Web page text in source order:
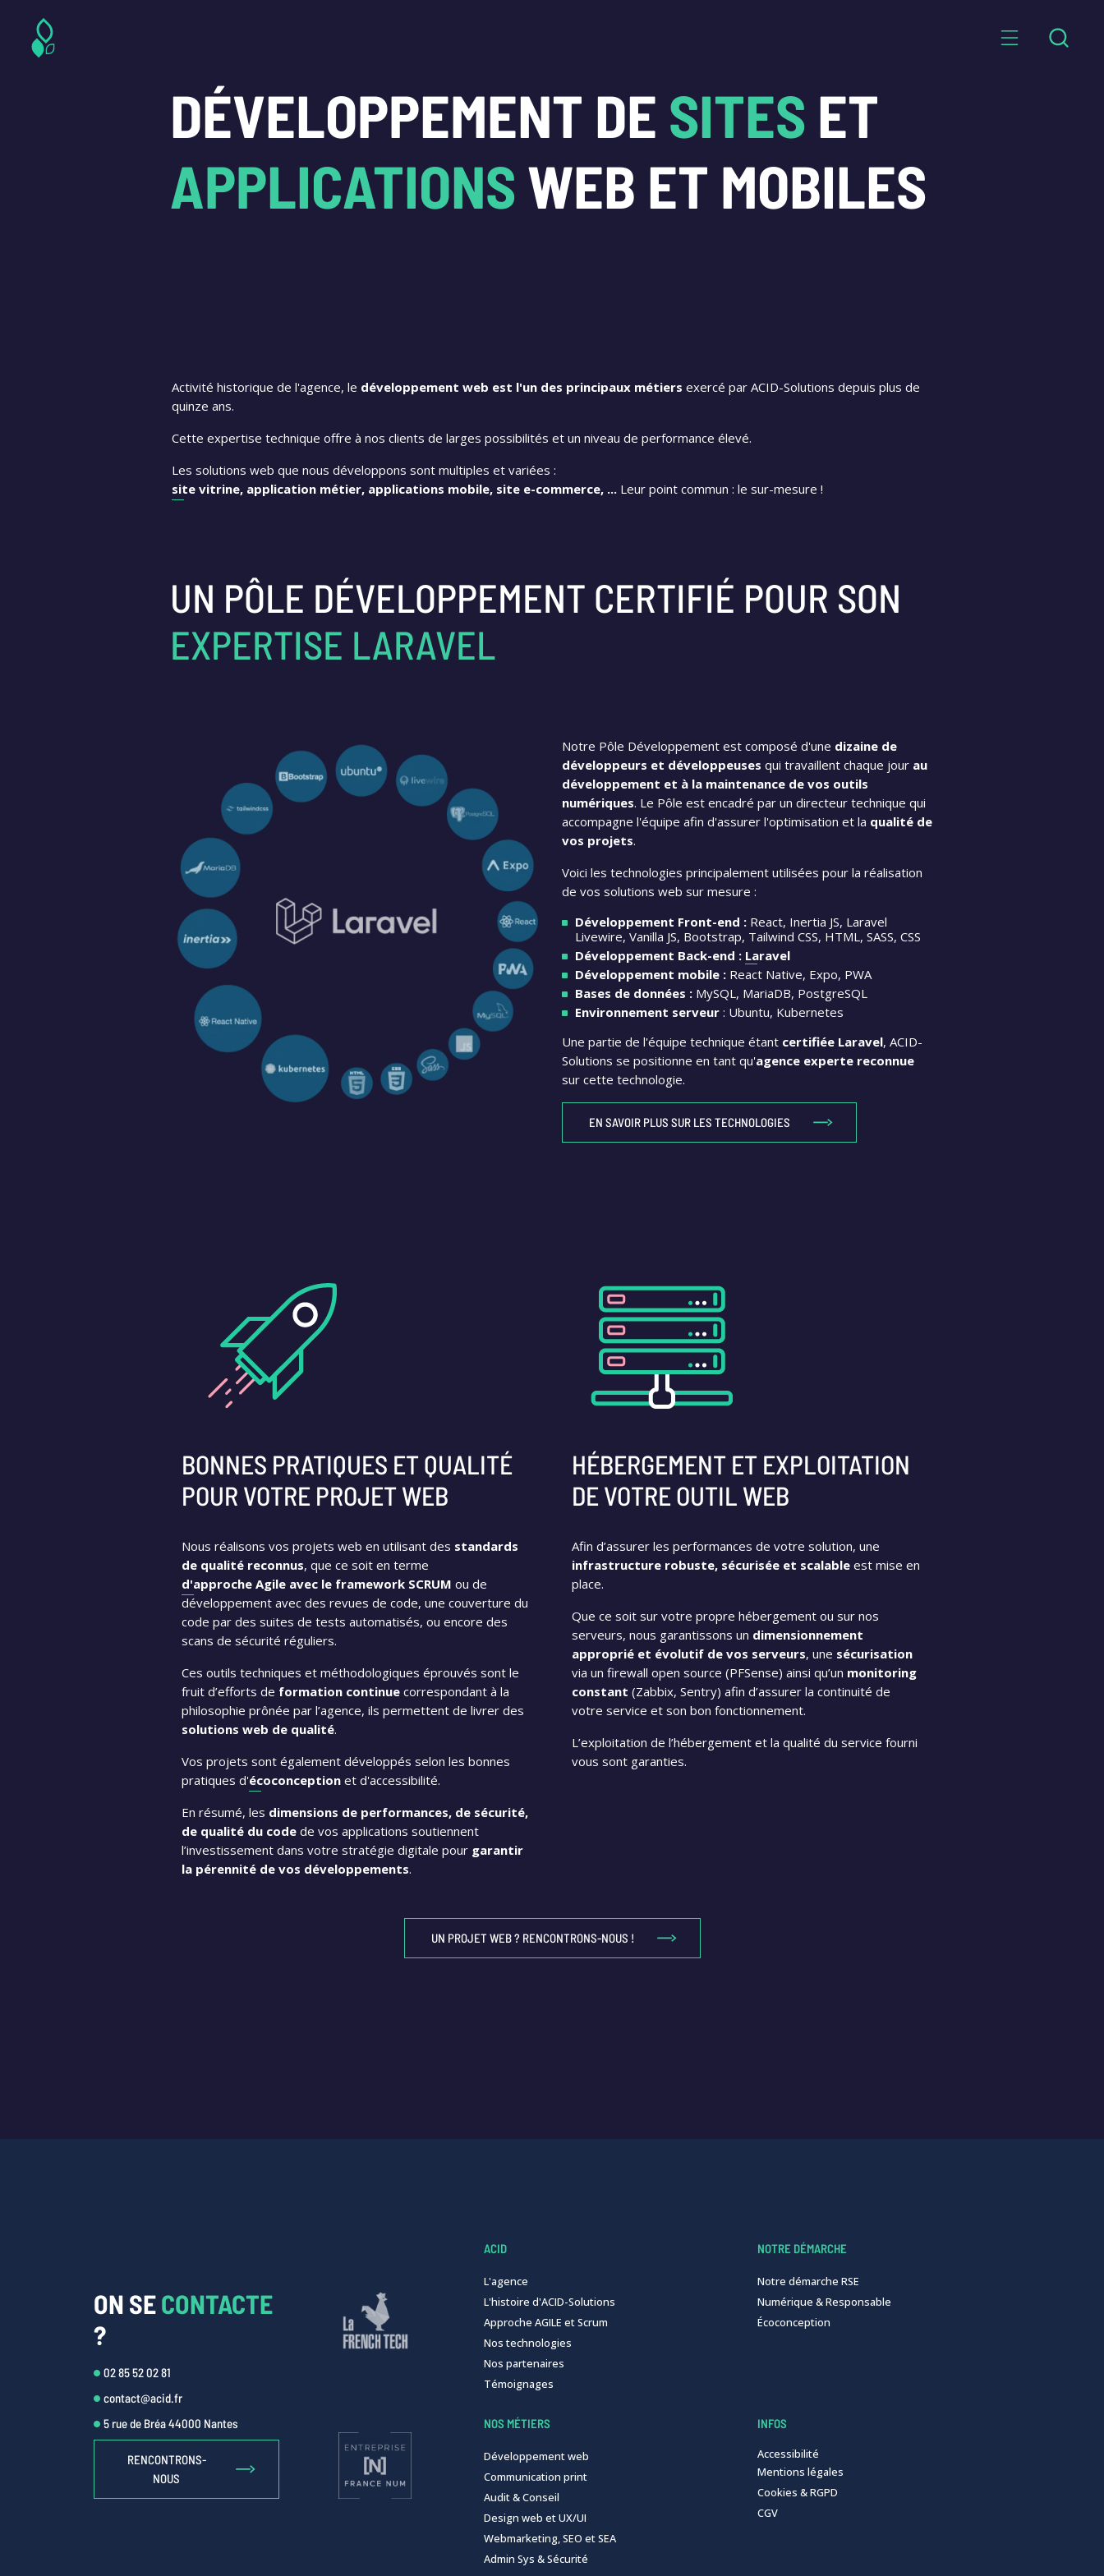
DÉVELOPPEMENT DE SITES ET
APPLICATIONSWEB ET MOBILES
Activité historique de l'agence, le développement web est l'un des principaux métiers exercé par ACID-Solutions depuis plus de
quinze ans.
Cette expertise technique offre à nos clients de larges possibilités et un niveau de performance élevé.
Les solutions web que nous développons sont multiples et variées :
site vitrine, application métier, applications mobile, site e-commerce, ... Leur point commun : le sur-mesure !
UN PÔLE DÉVELOPPEMENT CERTIFIÉ POUR SON
EXPERTISE LARAVEL
Notre Pôle Développement est composé d'une dizaine de
développeurs et développeuses qui travaillent chaque jour au
développement et à la maintenance de vos outils
numériques. Le Pôle est encadré par un directeur technique qui
accompagne l'équipe afin d'assurer l'optimisation et la qualité de
vos projets.
Voici les technologies principalement utilisées pour la réalisation
de vos solutions web sur mesure :
Développement Front-end : React, Inertia JS, Laravel
Livewire, Vanilla JS, Bootstrap, Tailwind CSS, HTML, SASS, CSS
Développement Back-end : Laravel
Développement mobile : React Native, Expo, PWA
Bases de données : MySQL, MariaDB, PostgreSQL
Environnement serveur : Ubuntu, Kubernetes
Une partie de l'équipe technique étant certifiée Laravel, ACID-
Solutions se positionne en tant qu'agence experte reconnue
sur cette technologie.
EN SAVOIR PLUS SUR LES TECHNOLOGIES
BONNES PRATIQUES ET QUALITÉ
POUR VOTRE PROJET WEB
Nous réalisons vos projets web en utilisant des standards
de qualité reconnus, que ce soit en terme
d'approche Agile avec le framework SCRUM ou de
développement avec des revues de code, une couverture du
code par des suites de tests automatisés, ou encore des
scans de sécurité réguliers.
Ces outils techniques et méthodologiques éprouvés sont le
fruit d’efforts de formation continue correspondant à la
philosophie prônée par l’agence, ils permettent de livrer des
solutions web de qualité.
Vos projets sont également développés selon les bonnes
pratiques d'écoconception et d'accessibilité.
En résumé, les dimensions de performances, de sécurité,
de qualité du code de vos applications soutiennent
l’investissement dans votre stratégie digitale pour garantir
la pérennité de vos développements.
HÉBERGEMENT ET EXPLOITATION
DE VOTRE OUTIL WEB
Afin d’assurer les performances de votre solution, une
infrastructure robuste, sécurisée et scalable est mise en
place.
Que ce soit sur votre propre hébergement ou sur nos
serveurs, nous garantissons un dimensionnement
approprié et évolutif de vos serveurs, une sécurisation
via un firewall open source (PFSense) ainsi qu’un monitoring
constant (Zabbix, Sentry) afin d’assurer la continuité de
votre service et son bon fonctionnement.
L’exploitation de l’hébergement et la qualité du service fourni
vous sont garanties.
UN PROJET WEB ? RENCONTRONS-NOUS !
ON SECONTACTE
?
02 85 52 02 81
contact@acid.fr
5 rue de Bréa 44000 Nantes
RENCONTRONS-
NOUS
ACID
L'agence
L'histoire d'ACID-Solutions
Approche AGILE et Scrum
Nos technologies
Nos partenaires
Témoignages
NOTRE DÉMARCHE
Notre démarche RSE
Numérique & Responsable
Écoconception
NOS MÉTIERS
Développement web
Communication print
Audit & Conseil
Design web et UX/UI
Webmarketing, SEO et SEA
Admin Sys & Sécurité
INFOS
Accessibilité
Mentions légales
Cookies & RGPD
CGV